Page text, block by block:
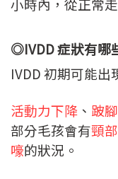
小時內，從正常
◎IVDD 症狀有哪
IVDD 初期可能出
活動力下降 、 跛腳
部分毛孩會有頸
嚎的狀況。